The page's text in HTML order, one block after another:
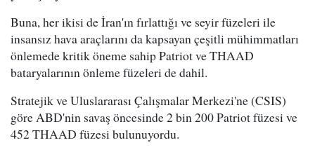
Buna, her ikisi de İran'ın fırlattığı ve seyir füzeleri ile
insansız hava araçlarını da kapsayan çeşitli mühimmatları
önlemede kritik öneme sahip Patriot ve THAAD
bataryalarının önleme füzeleri de dahil.
Stratejik ve Uluslararası Çalışmalar Merkezi'ne (CSIS)
göre ABD'nin savaş öncesinde 2 bin 200 Patriot füzesi ve
452 THAAD füzesi bulunuyordu.